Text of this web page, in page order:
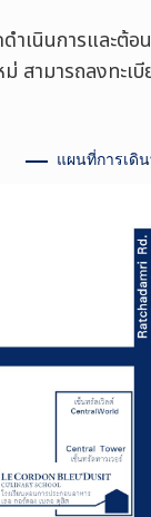
เนินการและต้อ
สามารถลงทะเ
แผนที่การเดิ